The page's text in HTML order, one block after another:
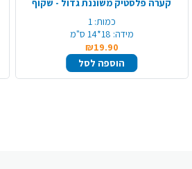
קערה פלסטיק משוננת גדול - שקוף
כמות: 1
מידה: 18*14 ס"מ
₪19.90
הוספה לסל